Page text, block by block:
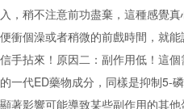
入，稍不注意前功盡棄，這種感覺
便衝個澡或者稍微的前戲時間，就
信手拈來！原因二：副作用低！這
的一代ED藥物成分，同樣是抑制5-
顯著影響可能導致某些副作用的其他